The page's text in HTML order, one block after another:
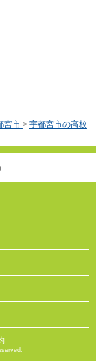
宮市 > 宇都宮市の高校